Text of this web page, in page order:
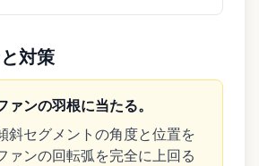
対策
ンの羽根に当たる。
斜セグメントの角度と位置を
ァンの回転弧を完全に上回る